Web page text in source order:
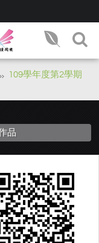
109學年度第2學期
品